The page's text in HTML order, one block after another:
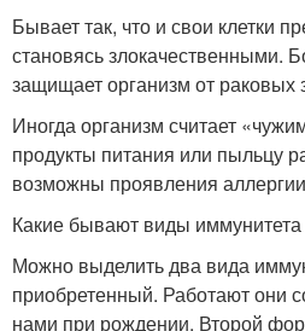
Бывает так, что и свои клетки
становясь злокачественными.
защищает организм от раковых
Иногда организм считает
продукты питания или пыльцу
возможны проявления
Какие бывают виды иммунитета
Можно выделить два вида
приобретенный. Работают они
нами при рождении. Второй